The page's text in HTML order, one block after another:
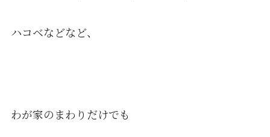
ハコベなどなど、
わが家のまわりだけでも